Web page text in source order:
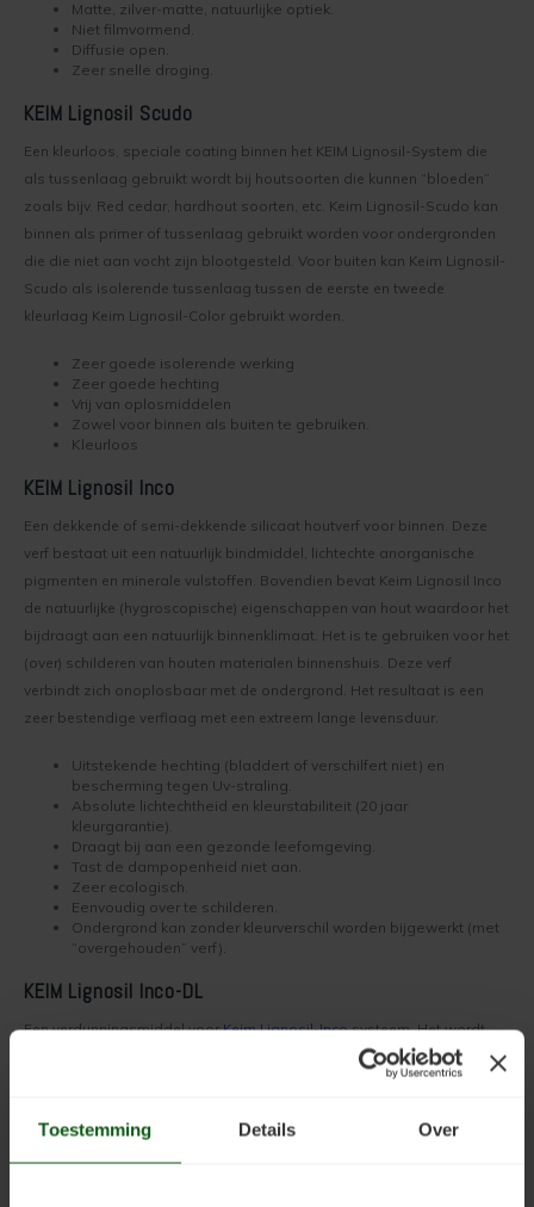
Toestemming Details Over
Saltsorb
Silan Primer
Soldalan Arte
Soldalan Grof
Speciaal Fixatief
Unikristalat
Concreton-Fixatief
Optil Grof
Contact-Plus-Grof
Matte, zilver-matte, natuurlijke optiek.
Niet filmvormend.
Diffusie open.
Zeer snelle droging.
KEIM Lignosil Scudo
Een kleurloos, speciale coating binnen het KEIM Lignosil-System die
als tussenlaag gebruikt wordt bij houtsoorten die kunnen “bloeden”
zoals bijv. Red cedar, hardhout soorten, etc. Keim Lignosil-Scudo kan
binnen als primer of tussenlaag gebruikt worden voor ondergronden
die die niet aan vocht zijn blootgesteld. Voor buiten kan Keim Lignosil-
Scudo als isolerende tussenlaag tussen de eerste en tweede
kleurlaag Keim Lignosil-Color gebruikt worden.
Zeer goede isolerende werking
Zeer goede hechting
Vrij van oplosmiddelen
Zowel voor binnen als buiten te gebruiken.
Kleurloos
KEIM Lignosil Inco
Een dekkende of semi-dekkende silicaat houtverf voor binnen. Deze
verf bestaat uit een natuurlijk bindmiddel, lichtechte anorganische
pigmenten en minerale vulstoffen. Bovendien bevat Keim Lignosil Inco
de natuurlijke (hygroscopische) eigenschappen van hout waardoor het
bijdraagt aan een natuurlijk binnenklimaat. Het is te gebruiken voor het
(over) schilderen van houten materialen binnenshuis. Deze verf
verbindt zich onoplosbaar met de ondergrond. Het resultaat is een
zeer bestendige verflaag met een extreem lange levensduur.
Uitstekende hechting (bladdert of verschilfert niet) en
bescherming tegen Uv-straling.
Absolute lichtechtheid en kleurstabiliteit (20 jaar
kleurgarantie).
Draagt bij aan een gezonde leefomgeving.
Tast de dampopenheid niet aan.
Zeer ecologisch.
Eenvoudig over te schilderen.
Ondergrond kan zonder kleurverschil worden bijgewerkt (met
“overgehouden” verf).
KEIM Lignosil Inco-DL
Een verdunningsmiddel voorKeim Lignosil-Incosysteem. Het wordt
gebruikt om de transparantie in te kunnen stellen, van semi-
transparante tot een transparante verflaag. Keim Lignosil Inco DL kan
Matte uitstraling.